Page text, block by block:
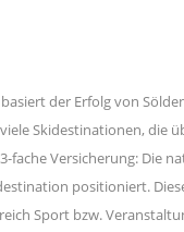
der Erfolg von
Skidestinationen, die
Versicherung: Die
positioniert.
Sport bzw.